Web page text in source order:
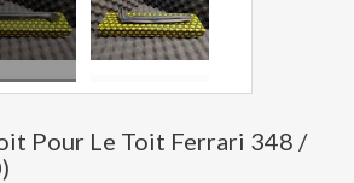
Pour Le Toit Ferrari 348 /